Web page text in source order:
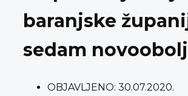
baranjske
sedam
OBJAVLJENO: 30.07.2020.